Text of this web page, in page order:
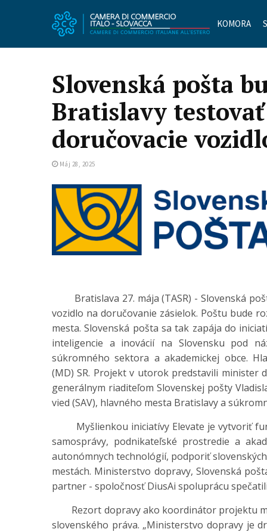
KOMORA
Slovenská pošta
Bratislavy
doručovacie
Máj 28, 2025
Bratislava 27. mája (TASR) - Slovenská
vozidlo na doručovanie zásielok. Poštu bude
mesta. Slovenská pošta sa tak zapája do
inteligencie a inovácií na Slovensku pod
súkromného sektora a akademickej obce.
(MD) SR. Projekt v utorok predstavili minister
generálnym riaditeľom Slovenskej pošty
vied (SAV), hlavného mesta Bratislavy a
Myšlienkou iniciatívy Elevate je vytvoriť
samosprávy, podnikateľské prostredie a
autonómnych technológií, podporiť
mestách. Ministerstvo dopravy, Slovenská
partner - spoločnosť DiusAi spoluprácu
Rezort dopravy ako koordinátor projektu
slovenského práva. „Ministerstvo dopravy je